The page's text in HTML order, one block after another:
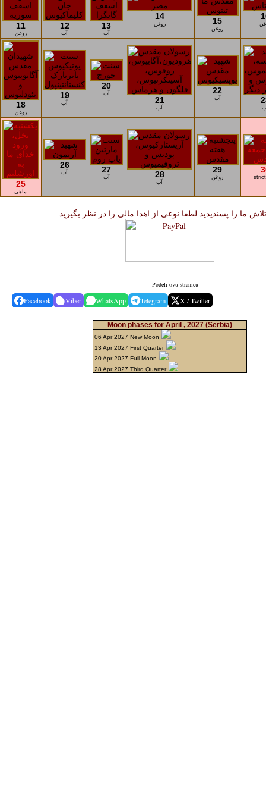
11
روغن
12
آب
13
آب
14
روغن 15
روغن
18
روغن
19
آب
20
آب
21
آب
22
آب
25
ماهی
26
آب 27
آب 28
آب
29
روغن
ما را پسندیدید لطفا نوعی از اهدا مالی را در نظر بگیرید
Podeli ovu stranicu
Facebook Viber WhatsApp Telegram X / Twitter
Moon phases for April , 2027(Serbia)
06 Apr 2027 New Moon
13 Apr 2027 First Quarter
20 Apr 2027 Full Moon
28 Apr 2027 Third Quarter